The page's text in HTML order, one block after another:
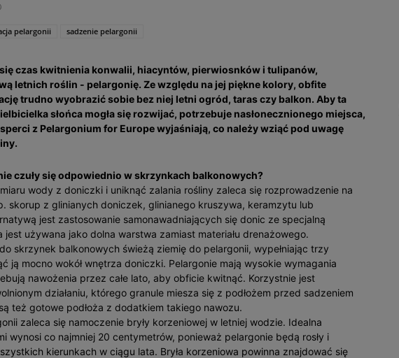
pelargonii sadzenie pelargonii
czas kwitnienia konwalii, hiacyntów, pierwiosnków i tulipanów,
letnich roślin - pelargonię. Ze względu na jej piękne kolory, obfite
trudno wyobrazić sobie bez niej letni ogród, taras czy balkon. Aby ta
słońca mogła się rozwijać, potrzebuje nasłonecznionego miejsca,
z Pelargonium for Europe wyjaśniają, co należy wziąć pod uwagę
czuły się odpowiednio w skrzynkach balkonowych?
wody z doniczki i uniknąć zalania rośliny zaleca się rozprowadzenie na
skorup z glinianych doniczek, glinianego kruszywa, keramzytu lub
jest zastosowanie samonawadniających się donic ze specjalną
jest używana jako dolna warstwa zamiast materiału drenażowego.
skrzynek balkonowych świeżą ziemię do pelargonii, wypełniając trzy
ją mocno wokół wnętrza doniczki. Pelargonie mają wysokie wymagania
nawożenia przez całe lato, aby obficie kwitnąć. Korzystnie jest
działaniu, którego granule miesza się z podłożem przed sadzeniem
też gotowe podłoża z dodatkiem takiego nawozu.
zaleca się namoczenie bryły korzeniowej w letniej wodzie. Idealna
wynosi co najmniej 20 centymetrów, ponieważ pelargonie będą rosły i
kierunkach w ciągu lata. Bryła korzeniowa powinna znajdować się